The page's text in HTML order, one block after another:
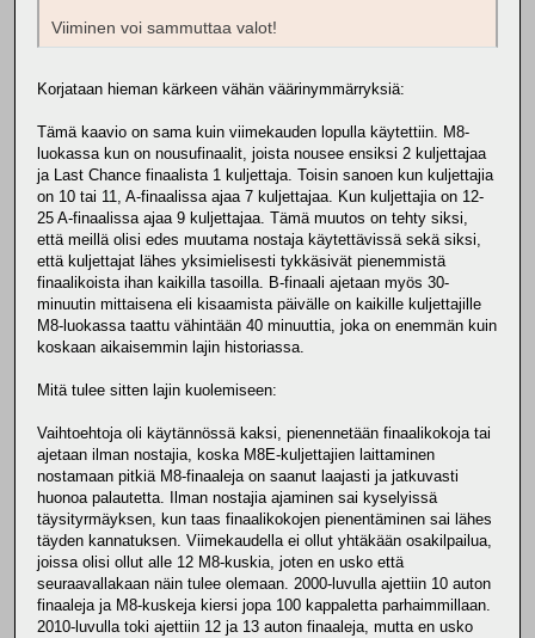
Viiminen voi sammuttaa valot!
Korjataan hieman kärkeen vähän väärinymmärryksiä:
Tämä kaavio on sama kuin viimekauden lopulla käytettiin. M8-
luokassa kun on nousufinaalit, joista nousee ensiksi 2 kuljettajaa
ja Last Chance finaalista 1 kuljettaja. Toisin sanoen kun kuljettajia
on 10 tai 11, A-finaalissa ajaa 7 kuljettajaa. Kun kuljettajia on 12-
25 A-finaalissa ajaa 9 kuljettajaa. Tämä muutos on tehty siksi,
että meillä olisi edes muutama nostaja käytettävissä sekä siksi,
että kuljettajat lähes yksimielisesti tykkäsivät pienemmistä
finaalikoista ihan kaikilla tasoilla. B-finaali ajetaan myös 30-
minuutin mittaisena eli kisaamista päivälle on kaikille kuljettajille
M8-luokassa taattu vähintään 40 minuuttia, joka on enemmän kuin
koskaan aikaisemmin lajin historiassa.
Mitä tulee sitten lajin kuolemiseen:
Vaihtoehtoja oli käytännössä kaksi, pienennetään finaalikokoja tai
ajetaan ilman nostajia, koska M8E-kuljettajien laittaminen
nostamaan pitkiä M8-finaaleja on saanut laajasti ja jatkuvasti
huonoa palautetta. Ilman nostajia ajaminen sai kyselyissä
täysityrmäyksen, kun taas finaalikokojen pienentäminen sai lähes
täyden kannatuksen. Viimekaudella ei ollut yhtäkään osakilpailua,
joissa olisi ollut alle 12 M8-kuskia, joten en usko että
seuraavallakaan näin tulee olemaan. 2000-luvulla ajettiin 10 auton
finaaleja ja M8-kuskeja kiersi jopa 100 kappaletta parhaimmillaan.
2010-luvulla toki ajettiin 12 ja 13 auton finaaleja, mutta en usko